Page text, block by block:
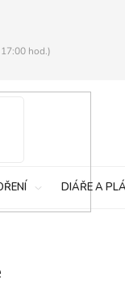
hod.)
DIÁŘE A